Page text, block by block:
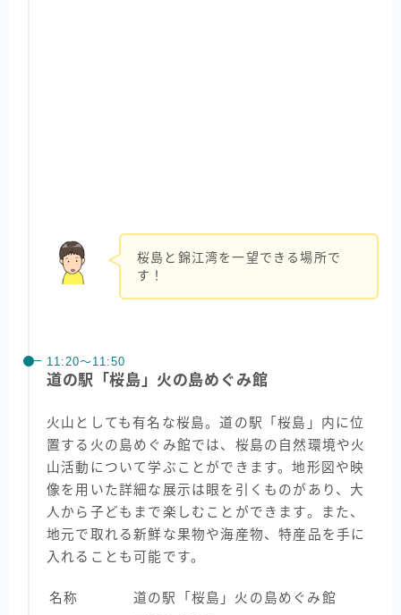
桜島と錦江湾を一望できる場所で
す！
11:20〜11:50
道の駅「桜島」火の島めぐみ館
火山としても有名な桜島。道の駅「桜島」内に位
置する火の島めぐみ館では、桜島の自然環境や火
山活動について学ぶことができます。地形図や映
像を用いた詳細な展示は眼を引くものがあり、大
人から子どもまで楽しむことができます。また、
地元で取れる新鮮な果物や海産物、特産品を手に
入れることも可能です。
名称 道の駅「桜島」火の島めぐみ館